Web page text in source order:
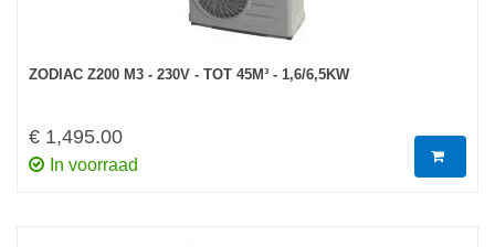
ZODIAC Z200 M3 - 230V - TOT 45M³ - 1,6/6,5KW
€ 1,495.00
In voorraad